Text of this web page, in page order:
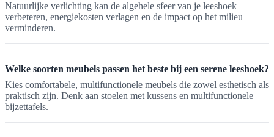
Natuurlijke verlichting kan de algehele sfeer van je leeshoek
verbeteren, energiekosten verlagen en de impact op het milieu
verminderen.
Welke soorten meubels passen het beste bij een serene leeshoek?
Kies comfortabele, multifunctionele meubels die zowel esthetisch als
praktisch zijn. Denk aan stoelen met kussens en multifunctionele
bijzettafels.